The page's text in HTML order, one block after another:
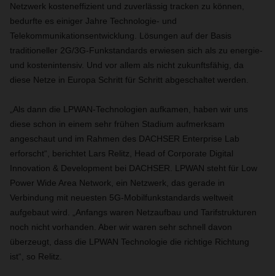
Netzwerk kosteneffizient und zuverlässig tracken zu können,
bedurfte es einiger Jahre Technologie- und
Telekommunikationsentwicklung. Lösungen auf der Basis
traditioneller 2G/3G-Funkstandards erwiesen sich als zu energie-
und kostenintensiv. Und vor allem als nicht zukunftsfähig, da
diese Netze in Europa Schritt für Schritt abgeschaltet werden.
„Als dann die LPWAN-Technologien aufkamen, haben wir uns
diese schon in einem sehr frühen Stadium aufmerksam
angeschaut und im Rahmen des DACHSER Enterprise Lab
erforscht“, berichtet Lars Relitz, Head of Corporate Digital
Innovation & Development bei DACHSER. LPWAN steht für Low
Power Wide Area Network, ein Netzwerk, das gerade in
Verbindung mit neuesten 5G-Mobilfunkstandards weltweit
aufgebaut wird. „Anfangs waren Netzaufbau und Tarifstrukturen
noch nicht vorhanden. Aber wir waren sehr schnell davon
überzeugt, dass die LPWAN Technologie die richtige Richtung
ist“, so Relitz.